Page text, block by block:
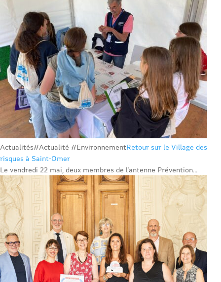
Actualités#Actualité #EnvironnementRetour sur le Village des
risques à Saint-Omer
Le vendredi 22 mai, deux membres de l’antenne Prévention...